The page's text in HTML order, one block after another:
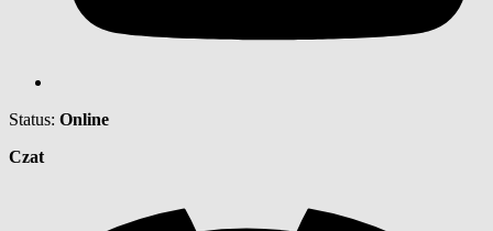
Status: Online
Czat